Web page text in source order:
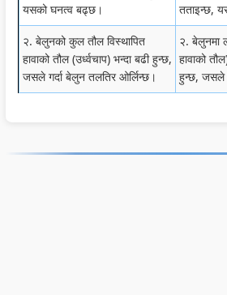
यसको घनत्व बढ्छ।
तताइन्छ,
२. बेलुनको कुल तौल विस्थापित
हावाको तौल (उर्ध्वचाप) भन्दा बढी हुन्छ,
जसले गर्दा बेलुन तलतिर ओर्लिन्छ।
२. बेलुनमा
हावाको
हुन्छ, जसले